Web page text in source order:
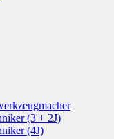
(3 + 2J)
(4J)